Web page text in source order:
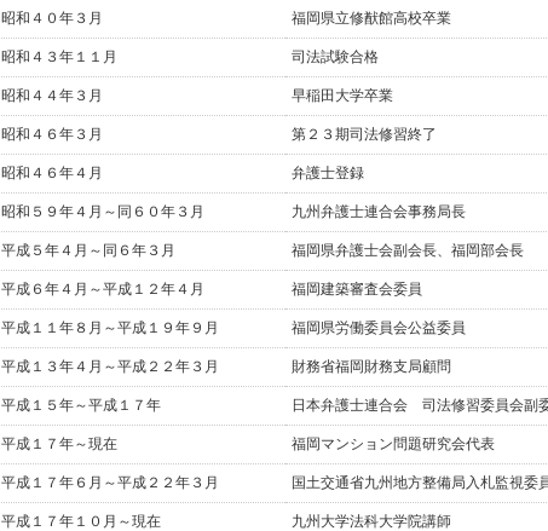
昭和４０年３月 福岡県立修猷館高校卒業
昭和４３年１１月 司法試験合格
昭和４４年３月 早稲田大学卒業
昭和４６年３月 第２３期司法修習終了
昭和４６年４月 弁護士登録
昭和５９年４月～同６０年３月 九州弁護士連合会事務局長
平成５年４月～同６年３月 福岡県弁護士会副会長、福岡部会長
平成６年４月～平成１２年４月 福岡建築審査会委員
平成１１年８月～平成１９年９月 福岡県労働委員会公益委員
平成１３年４月～平成２２年３月 財務省福岡財務支局顧問
平成１５年～平成１７年 日本弁護士連合会 司法修習委員会副
平成１７年～現在 福岡マンション問題研究会代表
平成１７年６月～平成２２年３月 国土交通省九州地方整備局入札監視委
平成１７年１０月～現在 九州大学法科大学院講師